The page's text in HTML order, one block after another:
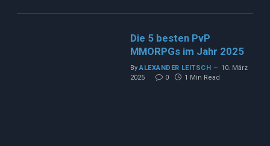
Die 5 besten PvP
MMORPGs im Jahr 2025
By ALEXANDER LEITSCH
10. März
2025
0 1 Min Read